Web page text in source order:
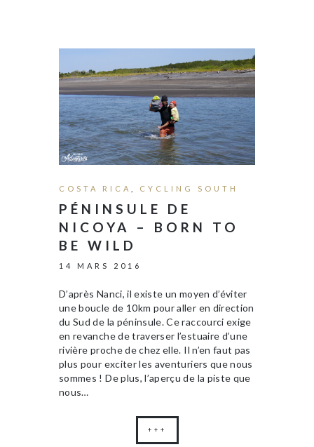
COSTA RICA CYCLING SOUTH
PÉNINSULE DE
NICOYA – BORN TO
BE WILD
14 MARS 2016
D’après Nanci, il existe un moyen d’éviter
une boucle de 10km pour aller en direction
du Sud de la péninsule. Ce raccourci exige
en revanche de traverser l’estuaire d’une
rivière proche de chez elle. Il n’en faut pas
plus pour exciter les aventuriers que nous
sommes ! De plus, l’aperçu de la piste que
nous…
+++